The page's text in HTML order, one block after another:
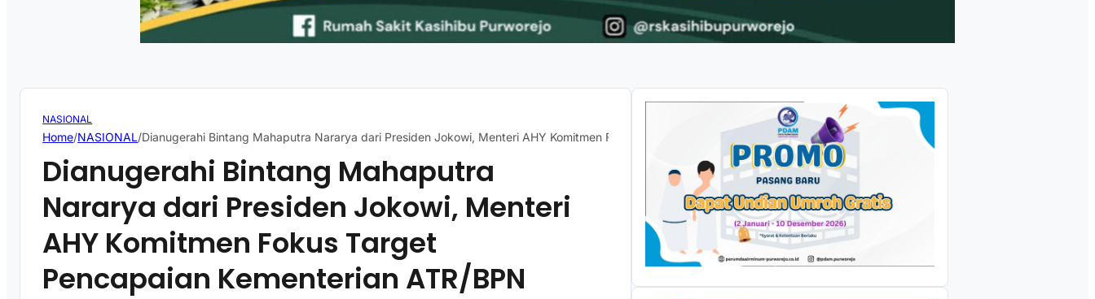
NASIONAL
Home/NASIONAL/Dianugerahi Bintang Mahaputra Nararya dari Presiden Jokowi, Menteri AHY Komitmen Fokus Target Pencapaian Kementerian ATR/BPN
Dianugerahi Bintang Mahaputra
Nararya dari Presiden Jokowi, Menteri
AHY Komitmen Fokus Target
Pencapaian Kementerian ATR/BPN